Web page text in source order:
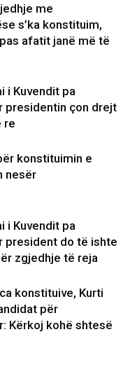
me
s’ka konstituim,
afatit janë më të
i Kuvendit pa
presidentin çon drejt
re
konstituimin e
nesër
i Kuvendit pa
president do të ishte
zgjedhje të reja
konstituive, Kurti
për
Kërkoj kohë shtesë